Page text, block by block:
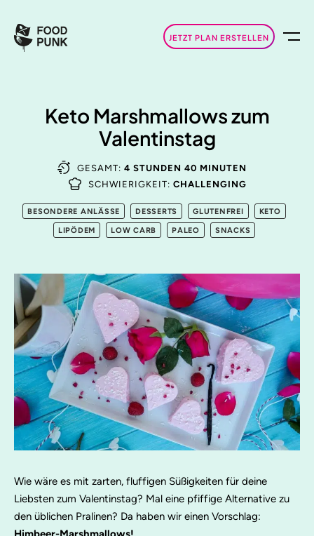
JETZT PLAN ERSTELLEN
Keto Marshmallows zum
Valentinstag
GESAMT: 4 STUNDEN 40 MINUTEN
SCHWIERIGKEIT: CHALLENGING
BESONDERE ANLÄSSE DESSERTS GLUTENFREI KETO
LIPÖDEM LOW CARB PALEO SNACKS
Wie wäre es mit zarten, fluffigen Süßigkeiten für deine
Liebsten zum Valentinstag? Mal eine pfiffige Alternative zu
den üblichen Pralinen? Da haben wir einen Vorschlag: